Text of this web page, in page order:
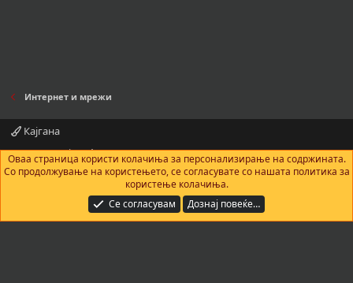
Интернет и мрежи
Кајгана
Контактирајте нè
Правила и услови
Политика за приватност
Помош
Почетна
S
S
Community platform by XenForo © 2010-2025 XenForo Ltd.|
Оваа страница користи колачиња за персонализирање на содржината.
Со продолжување на користењето, се согласувате со нашата политика за
користење колачиња.
Се согласувам
Дознај повеќе…